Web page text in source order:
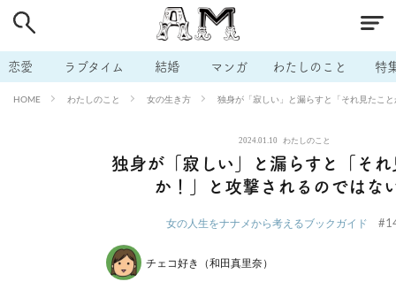
恋愛 ラブタイム 結婚 マンガ わたしのこと 特
HOME わたしのこと 女の生き方 独身が「寂しい」と漏らすと「それ見たこ
2024.01.10 わたしのこと
独身が「寂しい」と漏らすと「そ
か！」と攻撃されるのではな
女の人生をナナメから考えるブックガイド
チェコ好き（和田真里奈）
# 男の本音 # セフレ # 不倫
# 出会う方法 # マッチングアプリ # ラブグッズ # 体の相